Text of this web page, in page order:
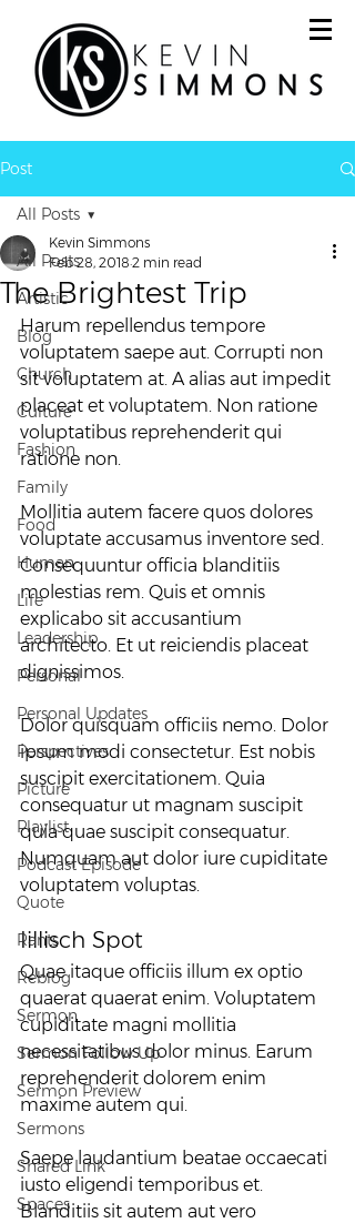
Post
All Posts
Artistic
Blog
Church
Culture
Fashion
Family
Food
Human
Life
Leadership
Personal
Personal Updates
Perspectives
Picture
Playlist
Podcast Episode
Quote
Rants
Reblog
Sermon
Sermon Follow Up
Sermon Preview
Sermons
Shared Link
Spaces
All Posts
The Brightest Trip
Kevin Simmons
Feb 28, 2018 2 min read
Harum repellendus tempore
voluptatem saepe aut. Corrupti non
sit voluptatem at. A alias aut impedit
placeat et voluptatem. Non ratione
voluptatibus reprehenderit qui
ratione non.
Mollitia autem facere quos dolores
voluptate accusamus inventore sed.
Consequuntur officia blanditiis
molestias rem. Quis et omnis
explicabo sit accusantium
architecto. Et ut reiciendis placeat
dignissimos.
Dolor quisquam officiis nemo. Dolor
ipsum modi consectetur. Est nobis
suscipit exercitationem. Quia
consequatur ut magnam suscipit
quia quae suscipit consequatur.
Numquam aut dolor iure cupiditate
voluptatem voluptas.
Iillisch Spot
Quae itaque officiis illum ex optio
quaerat quaerat enim. Voluptatem
cupiditate magni mollitia
necessitatibus dolor minus. Earum
reprehenderit dolorem enim
maxime autem qui.
Saepe laudantium beatae occaecati
iusto eligendi temporibus et.
Blanditiis sit autem aut vero